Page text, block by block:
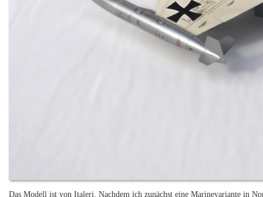
Das Modell ist von Italeri. Nachdem ich zunächst eine Marinevariante in